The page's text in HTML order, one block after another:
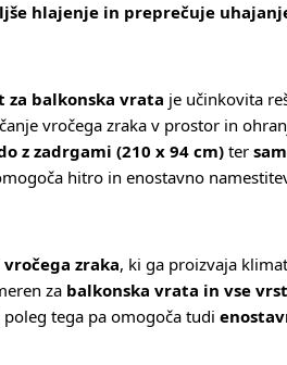
hlajenje in preprečuje
za balkonska vrata je učinkovita
vročega zraka v prostor in
z zadrgami (210 x 94 cm)ter
hitro in enostavno
zraka, ki ga proizvaja
za balkonska vrata in vse
poleg tega pa omogoča tudi